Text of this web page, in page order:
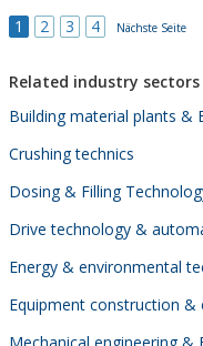
1
2 3 4 Nächste Seite
Related industry sectors
Building material plants &
Crushing technics
Dosing & Filling
Drive technology &
Energy & environmental
Equipment construction